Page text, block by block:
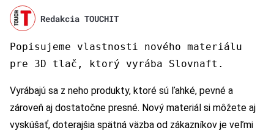
Redakcia TOUCHIT
Popisujeme vlastnosti nového materiálu
pre 3D tlač, ktorý vyrába Slovnaft.
Vyrábajú sa z neho produkty, ktoré sú ľahké, pevné a
zároveň aj dostatočne presné. Nový materiál si môžete aj
vyskúšať, doterajšia spätná väzba od zákazníkov je veľmi